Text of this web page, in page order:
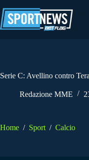
al
contenuto
Serie C: Avellino contro
Redazione MME
Home / Sport / Calcio